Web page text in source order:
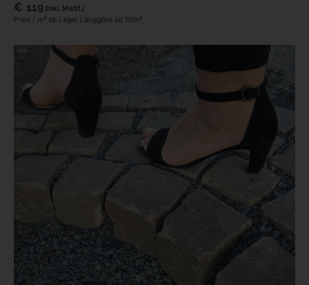
€ 119(inkl. MwSt.)
Preis / m² ab Lager Langgöns ab 10m²